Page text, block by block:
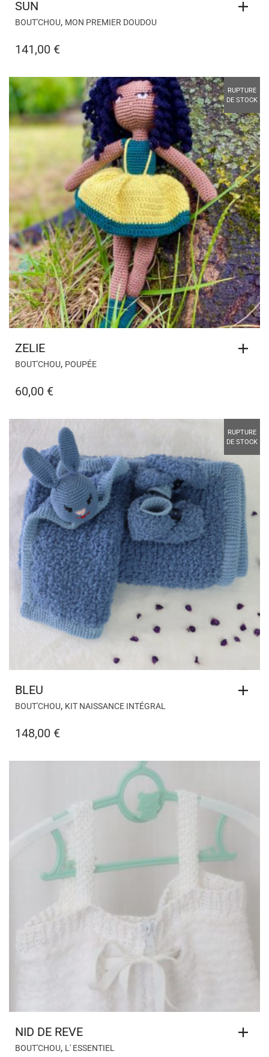
SUN
BOUT'CHOU, MON PREMIER DOUDOU
141,00 €
RUPTURE
DE STOCK
ZELIE
BOUT'CHOU, POUPÉE
60,00 €
RUPTURE
DE STOCK
BLEU
BOUT'CHOU, KIT NAISSANCE INTÉGRAL
148,00 €
NID DE REVE
BOUT'CHOU, L' ESSENTIEL